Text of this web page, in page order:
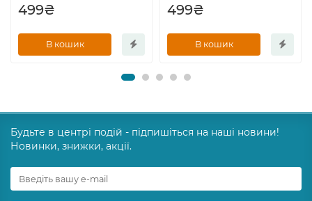
499₴
В кошик
499₴
В кошик
Будьте в центрі подій - підпишіться на наші новини!
Новинки, знижки, акції.